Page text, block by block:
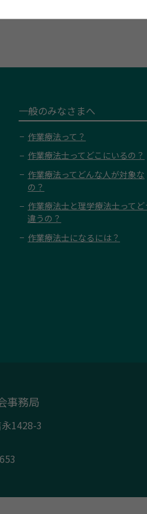
一般のみなさまへ
作業療法って？
作業療法士ってどこにいるの？
作業療法ってどんな人が対象な
の？
作業療法士と理学療法士ってど
違うの？
作業療法士になるには？
事務局
1428-3